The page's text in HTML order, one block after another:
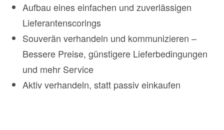
Aufbau eines einfachen und zuverlässigen
Lieferantenscorings
Souverän verhandeln und kommunizieren –
Bessere Preise, günstigere Lieferbedingungen
und mehr Service
Aktiv verhandeln, statt passiv einkaufen